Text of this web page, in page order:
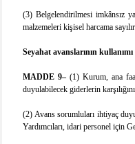
(3) Belgelendirilmesi imkânsız
malzemeleri kişisel harcama
Seyahat avanslarının
MADDE 9– (1) Kurum, ana
duyulabilecek giderlerin
(2) Avans sorumluları ihtiyaç
Yardımcıları, idari personel için